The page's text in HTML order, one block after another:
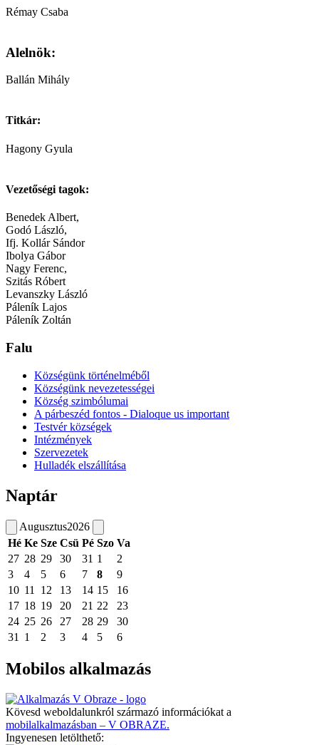
Rémay Csaba
Alelnök:
Ballán Mihály
Titkár:
Hagony Gyula
Vezetőségi tagok:
Benedek Albert,
Godó László,
Ifj. Kollár Sándor
Ibolya Gábor
Nagy Ferenc,
Szitás Róbert
Levanszky László
Páleník Lajos
Páleník Zoltán
Falu
Községünk történelméből
Községünk nevezetességei
Község szimbólumai
A párbeszéd fontos - Dialoque us important
Testvér községek
Intézmények
Szervezetek
Hulladék elszállítása
Naptár
Augusztus2026
Hé Ke Sze Csü Pé Szo Va
27 28 29 30 31 1
2
3
4 5 6 7 8
9
10 11 12 13 14 15
16
17 18 19 20 21 22
23
24 25 26 27 28 29
30
31
1 2 3 4 5 6
Mobilos alkalmazás
Kövesd weboldalunkról származó információkat a
mobilalkalmazásban – V OBRAZE.
Ingyenesen letölthető: